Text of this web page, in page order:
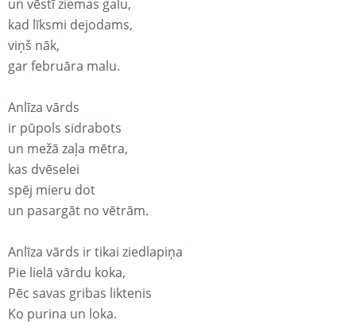
un vēstī ziemas galu,
kad līksmi dejodams,
viņš nāk,
gar februāra malu.
Anlīza vārds
ir pūpols sidrabots
un mežā zaļa mētra,
kas dvēselei
spēj mieru dot
un pasargāt no vētrām.
Anlīza vārds ir tikai ziedlapiņa
Pie lielā vārdu koka,
Pēc savas gribas liktenis
Ko purina un loka.